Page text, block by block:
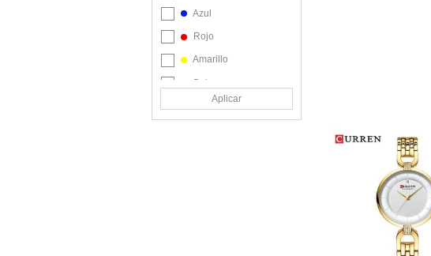
Mulco
Skechers
Swatch
Azul
Rojo
Amarillo
Beige
Aplicar